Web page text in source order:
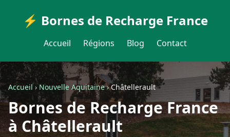
⚡ Bornes de Recharge France
Accueil Régions Blog Contact
Accueil›Nouvelle Aquitaine›Châtellerault
Bornes de Recharge France
à Châtellerault